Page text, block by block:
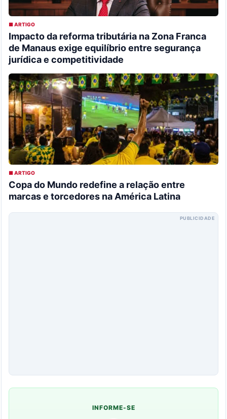
■ ARTIGO
Impacto da reforma tributária na Zona Franca
de Manaus exige equilíbrio entre segurança
jurídica e competitividade
■ ARTIGO
Copa do Mundo redefine a relação entre
marcas e torcedores na América Latina
PUBLICIDADE
INFORME-SE